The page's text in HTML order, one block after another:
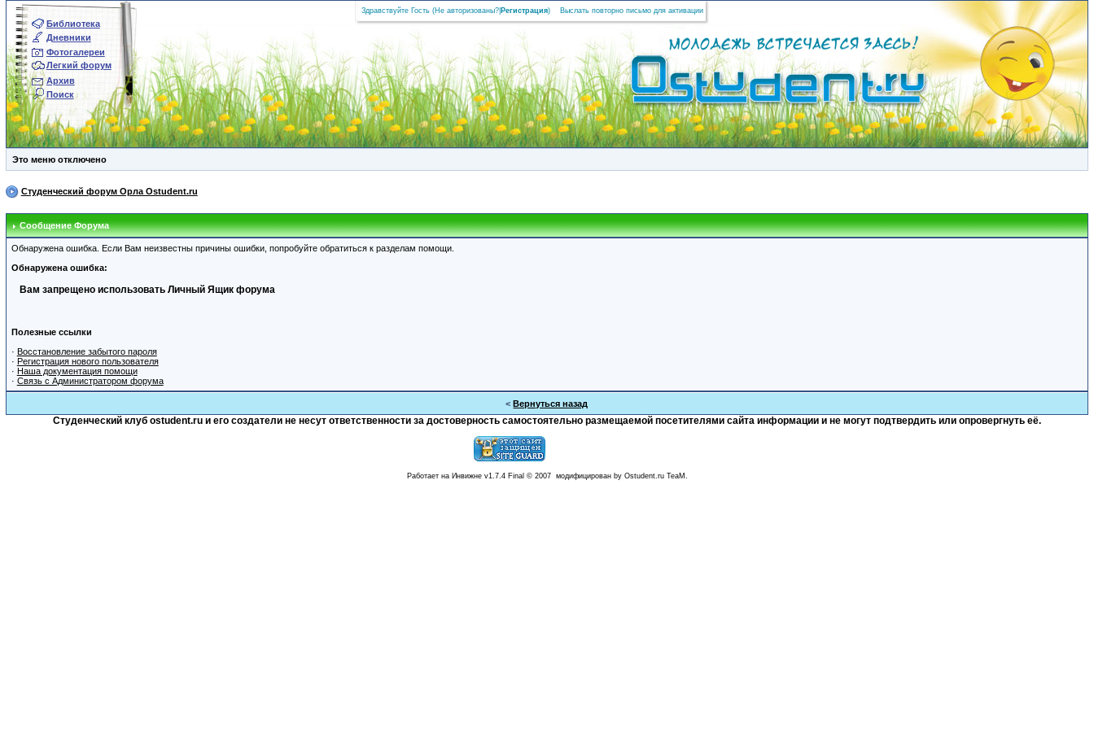
Библиотека
Дневники
Фотогалереи
Легкий форум
Архив
Поиск
Здравствуйте Гость (Не авторизованы? Регистрация) Выслать повторно письмо для активации
Это меню отключено
Студенческий форум Орла Ostudent.ru
Сообщение Форума
Обнаружена ошибка. Если Вам неизвестны причины ошибки, попробуйте обратиться к разделам помощи.
Обнаружена ошибка:
Вам запрещено использовать Личный Ящик форума
Полезные ссылки
· Восстановление забытого пароля
· Регистрация нового пользователя
· Наша документация помощи
· Связь с Администратором форума
<Вернуться назад
Студенческий клуб ostudent.ru и его создатели не несут ответственности за достоверность самостоятельно размещаемой посетителями сайта информации и не могут подтвердить или опровергнуть её.
Работает на Инвижне v1.7.4 Final © 2007 модифицирован by Ostudent.ru TeaM.